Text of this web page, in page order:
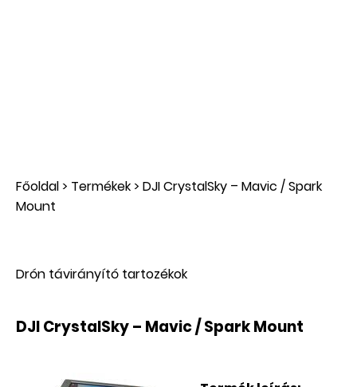
Főoldal> Termékek> DJI CrystalSky – Mavic / Spark
Mount
Drón távirányító tartozékok
DJI CrystalSky – Mavic / Spark Mount